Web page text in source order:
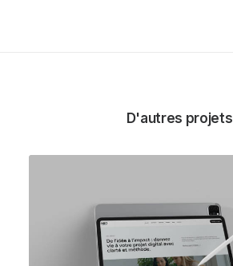
D'autres projets